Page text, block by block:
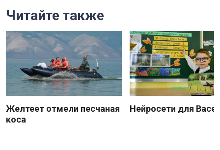
Читайте также
Желтеет отмели песчаная
коса
Нейросети для